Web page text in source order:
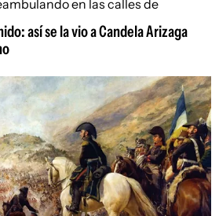
así se la vio a Candela Arizaga